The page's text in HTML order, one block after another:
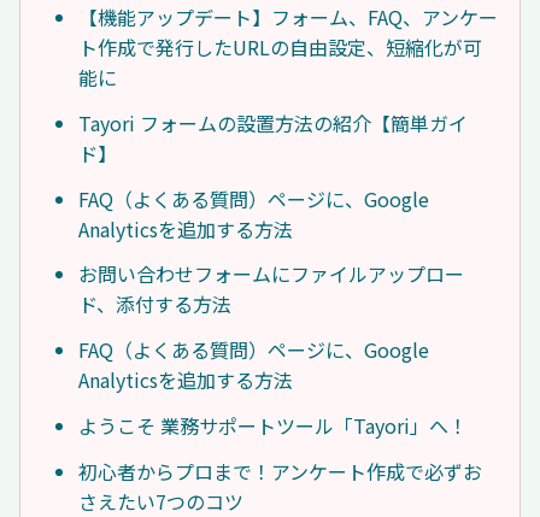
【機能アップデート】フォーム、FAQ、アンケー
ト作成で発行したURLの自由設定、短縮化が可
能に
Tayori フォームの設置方法の紹介【簡単ガイ
ド】
FAQ（よくある質問）ページに、Google
Analyticsを追加する方法
お問い合わせフォームにファイルアップロー
ド、添付する方法
FAQ（よくある質問）ページに、Google
Analyticsを追加する方法
ようこそ 業務サポートツール「Tayori」へ！
初心者からプロまで！アンケート作成で必ずお
さえたい7つのコツ